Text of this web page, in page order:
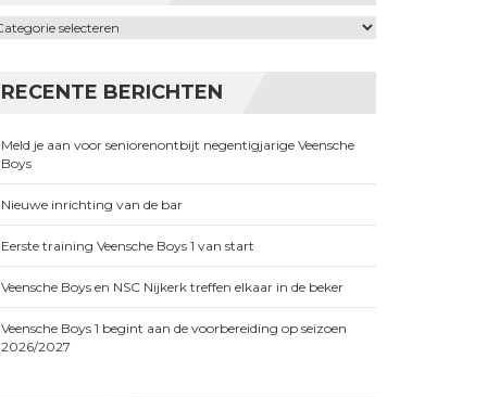
RECENTE BERICHTEN
Meld je aan voor seniorenontbijt negentigjarige Veensche
Boys
Nieuwe inrichting van de bar
Eerste training Veensche Boys 1 van start
Veensche Boys en NSC Nijkerk treffen elkaar in de beker
Veensche Boys 1 begint aan de voorbereiding op seizoen
2026/2027